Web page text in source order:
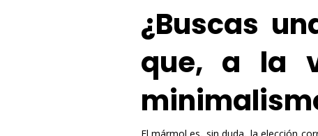
¿Buscas
que, a la